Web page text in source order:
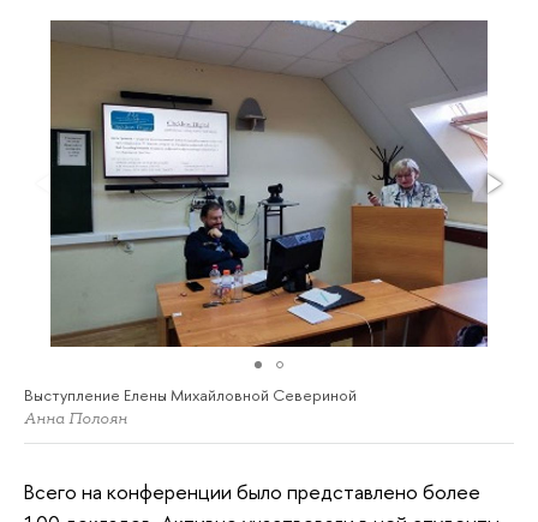
Выступление Елены Михайловной Севериной
Анна Полоян
Всего на конференции было представлено более